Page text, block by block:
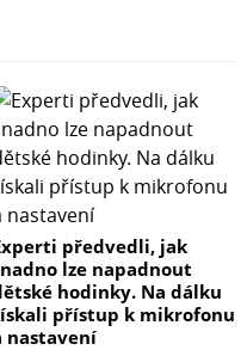
předvedli, jak
lze napadnout
hodinky. Na dálku
přístup k mikrofonu
nastavení